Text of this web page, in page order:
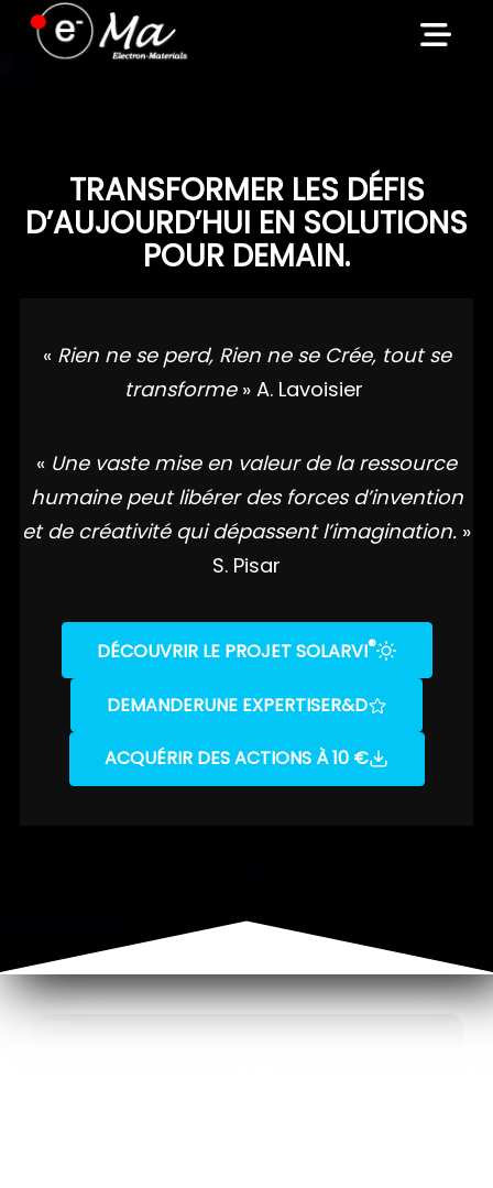
Skip
TRANSFORMER LES DÉFIS
D’AUJOURD’HUI EN SOLUTIONS
POUR DEMAIN.
« Rien ne se perd, Rien ne se Crée, tout se
transforme » A. Lavoisier
« Une vaste mise en valeur de la ressource
humaine peut libérer des forces d’invention
et de créativité qui dépassent l’imagination. »
S. Pisar
DÉCOUVRIR LE PROJET SOLARVI®
DEMANDERUNE EXPERTISER&D
ACQUÉRIR DES ACTIONS À 10 €